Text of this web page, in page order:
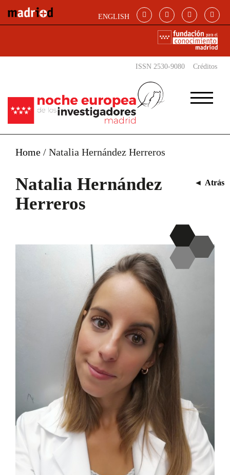
ENGLISH
ISSN 2530-9080 Créditos
Home / Natalia Hernández Herreros
Natalia Hernández
Herreros
◄ Atrás